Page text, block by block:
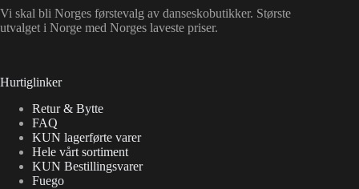
Vi skal bli Norges førstevalg av danseskobutikker. Største
utvalget i Norge med Norges laveste priser.
Hurtiglinker
Retur & Bytte
FAQ
KUN lagerførte varer
Hele vårt sortiment
KUN Bestillingsvarer
Fuego